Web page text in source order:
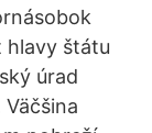
hlavy štátu
úrad